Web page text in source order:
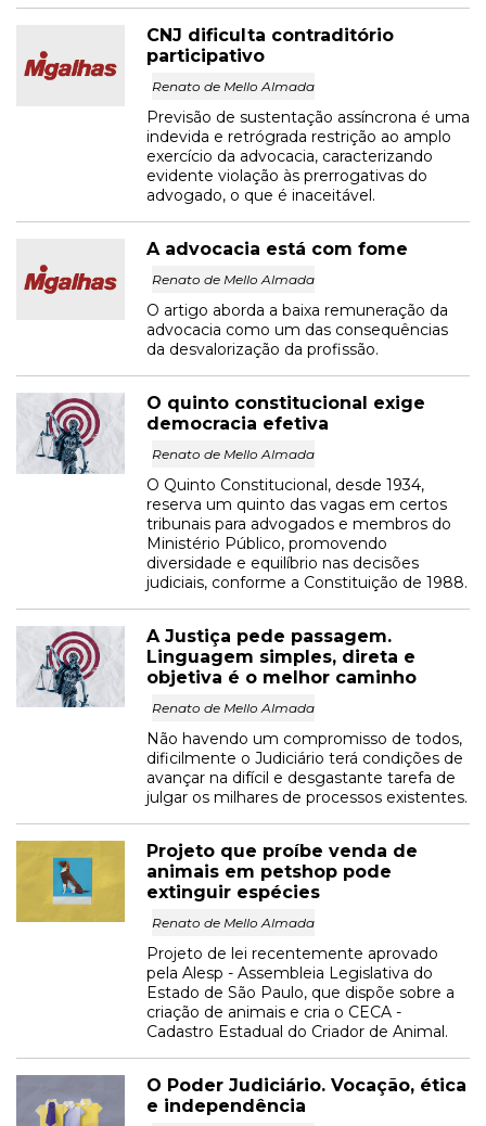
CNJ dificulta contraditório
participativo
Renato de Mello Almada
Previsão de sustentação assíncrona é uma
indevida e retrógrada restrição ao amplo
exercício da advocacia, caracterizando
evidente violação às prerrogativas do
advogado, o que é inaceitável.
A advocacia está com fome
Renato de Mello Almada
O artigo aborda a baixa remuneração da
advocacia como um das consequências
da desvalorização da profissão.
O quinto constitucional exige
democracia efetiva
Renato de Mello Almada
O Quinto Constitucional, desde 1934,
reserva um quinto das vagas em certos
tribunais para advogados e membros do
Ministério Público, promovendo
diversidade e equilíbrio nas decisões
judiciais, conforme a Constituição de 1988.
A Justiça pede passagem.
Linguagem simples, direta e
objetiva é o melhor caminho
Renato de Mello Almada
Não havendo um compromisso de todos,
dificilmente o Judiciário terá condições de
avançar na difícil e desgastante tarefa de
julgar os milhares de processos existentes.
Projeto que proíbe venda de
animais em petshop pode
extinguir espécies
Renato de Mello Almada
Projeto de lei recentemente aprovado
pela Alesp - Assembleia Legislativa do
Estado de São Paulo, que dispõe sobre a
criação de animais e cria o CECA -
Cadastro Estadual do Criador de Animal.
O Poder Judiciário. Vocação, ética
e independência